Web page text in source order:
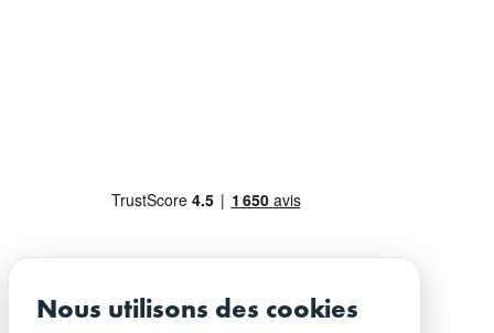
Nous utilisons des cookies